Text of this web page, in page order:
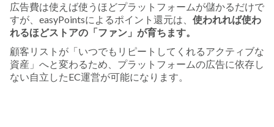
広告費は使えば使うほどプラットフォームが儲かるだけで
すが、easyPointsによるポイント還元は、 使われれば使わ
れるほどストアの「ファン」が育ちます。
顧客リストが「いつでもリピートしてくれるアクティブな
資産」へと変わるため、プラットフォームの広告に依存し
ない自立したEC運営が可能になります。